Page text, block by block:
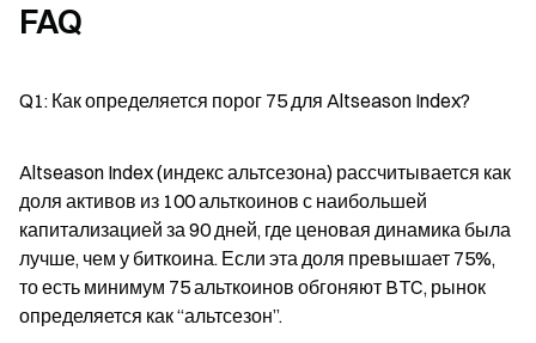
FAQ
Q1: Как определяется порог 75 для Altseason Index?
Altseason Index (индекс альтсезона) рассчитывается как
доля активов из 100 альткоинов с наибольшей
капитализацией за 90 дней, где ценовая динамика была
лучше, чем у биткоина. Если эта доля превышает 75%,
то есть минимум 75 альткоинов обгоняют BTC, рынок
определяется как “альтсезон”.